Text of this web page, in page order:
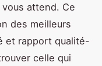
attend. Ce
des meilleurs
et rapport qualité-
celle qui